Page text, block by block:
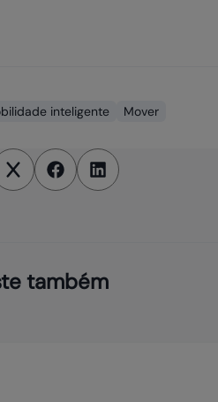
inteligente Mover
também